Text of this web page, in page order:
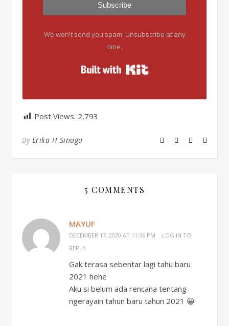
Subscribe
We won't send you spam. Unsubscribe at any
time.
Post Views: 2,793
By Erika H Sinaga
5 COMMENTS
MAYUF
DECEMBER 17, 2020 AT 11:36 PM
LOG IN TO
REPLY
Gak terasa sebentar lagi tahu baru
2021 hehe
Aku si belum ada rencana tentang
ngerayain tahun baru tahun 2021 😀